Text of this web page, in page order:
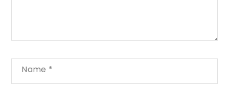
Name *